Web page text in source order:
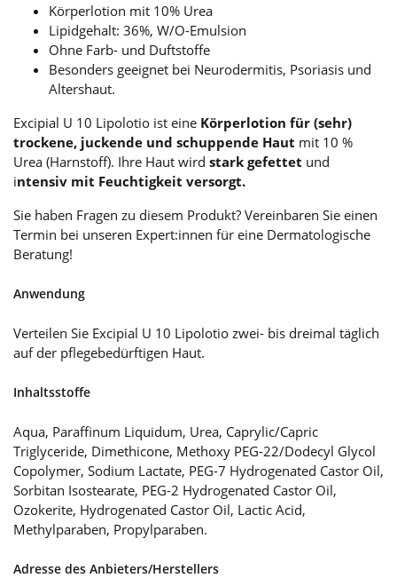
Körperlotion mit 10% Urea
Lipidgehalt: 36%, W/O-Emulsion
Ohne Farb- und Duftstoffe
Besonders geeignet bei Neurodermitis, Psoriasis und
Altershaut.
Excipial U 10 Lipolotio ist eine Körperlotion für (sehr)
trockene, juckende und schuppende Haut mit 10 %
Urea (Harnstoff). Ihre Haut wird stark gefettet und
intensiv mit Feuchtigkeit versorgt.
Sie haben Fragen zu diesem Produkt? Vereinbaren Sie einen
Termin bei unseren Expert:innen für eine Dermatologische
Beratung!
Anwendung
Verteilen Sie Excipial U 10 Lipolotio zwei- bis dreimal täglich
auf der pflegebedürftigen Haut.
Inhaltsstoffe
Aqua, Paraffinum Liquidum, Urea, Caprylic/Capric
Triglyceride, Dimethicone, Methoxy PEG-22/Dodecyl Glycol
Copolymer, Sodium Lactate, PEG-7 Hydrogenated Castor Oil,
Sorbitan Isostearate, PEG-2 Hydrogenated Castor Oil,
Ozokerite, Hydrogenated Castor Oil, Lactic Acid,
Methylparaben, Propylparaben.
Adresse des Anbieters/Herstellers